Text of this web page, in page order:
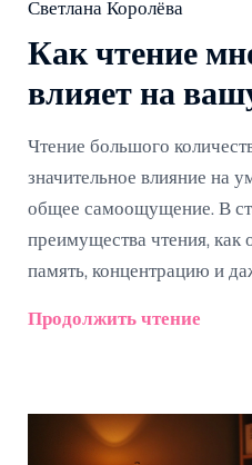
Светлана Королёва
Как чтение
влияет на
Чтение большого
значительное влияние на
общее самоощущение. В
преимущества чтения, как
память, концентрацию и
связанных с пользой
Продолжить чтение